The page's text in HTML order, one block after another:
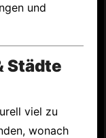
und
Städte
viel zu
wonach